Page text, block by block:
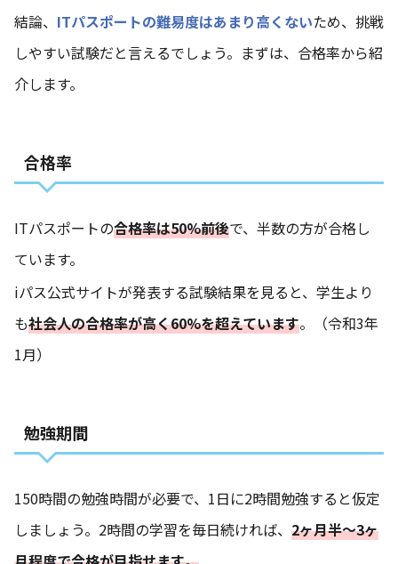
結論、 ITパスポートの難易度はあまり高くないため、挑戦
しやすい試験だと言えるでしょう。まずは、合格率から紹
介します。
合格率
ITパスポートの合格率は50%前後で、半数の方が合格し
ています。
iパス公式サイトが発表する試験結果を見ると、学生より
も社会人の合格率が高く60%を超えています。（令和3年
1月）
勉強期間
150時間の勉強時間が必要で、1日に2時間勉強すると仮定
しましょう。2時間の学習を毎日続ければ、 2ヶ月半〜3ヶ